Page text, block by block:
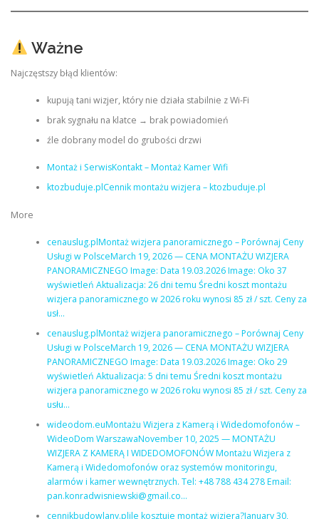
Ważne
Najczęstszy błąd klientów:
kupują tani wizjer, który nie działa stabilnie z Wi-Fi
brak sygnału na klatce → brak powiadomień
źle dobrany model do grubości drzwi
Montaż i SerwisKontakt – Montaż Kamer Wifi
ktozbuduje.plCennik montażu wizjera – ktozbuduje.pl
More
cenauslug.plMontaż wizjera panoramicznego – Porównaj Ceny
Usługi w PolsceMarch 19, 2026 — CENA MONTAŻU WIZJERA
PANORAMICZNEGO Image: Data 19.03.2026 Image: Oko 37
wyświetleń Aktualizacja: 26 dni temu Średni koszt montażu
wizjera panoramicznego w 2026 roku wynosi 85 zł / szt. Ceny za
usł…
cenauslug.plMontaż wizjera panoramicznego – Porównaj Ceny
Usługi w PolsceMarch 19, 2026 — CENA MONTAŻU WIZJERA
PANORAMICZNEGO Image: Data 19.03.2026 Image: Oko 29
wyświetleń Aktualizacja: 5 dni temu Średni koszt montażu
wizjera panoramicznego w 2026 roku wynosi 85 zł / szt. Ceny za
usłu…
wideodom.euMontażu Wizjera z Kamerą i Widedomofonów –
WideoDom WarszawaNovember 10, 2025 — MONTAŻU
WIZJERA Z KAMERĄ I WIDEDOMOFONÓW Montażu Wizjera z
Kamerą i Widedomofonów oraz systemów monitoringu,
alarmów i kamer wewnętrznych. Tel: +48 788 434 278 Email:
pan.konradwisniewski@gmail.co…
cennikbudowlany.plile kosztuje montaż wizjera?January 30,